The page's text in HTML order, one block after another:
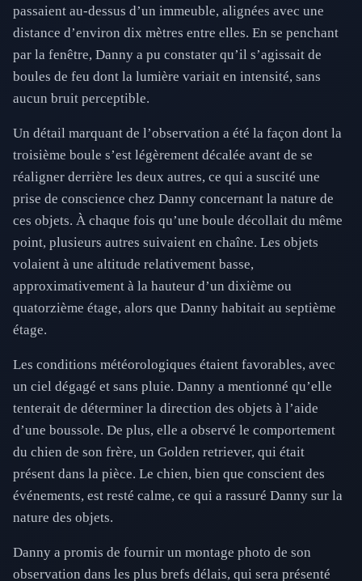
passaient au-dessus d’un immeuble, alignées avec une
distance d’environ dix mètres entre elles. En se penchant
par la fenêtre, Danny a pu constater qu’il s’agissait de
boules de feu dont la lumière variait en intensité, sans
aucun bruit perceptible.
Un détail marquant de l’observation a été la façon dont la
troisième boule s’est légèrement décalée avant de se
réaligner derrière les deux autres, ce qui a suscité une
prise de conscience chez Danny concernant la nature de
ces objets. À chaque fois qu’une boule décollait du même
point, plusieurs autres suivaient en chaîne. Les objets
volaient à une altitude relativement basse,
approximativement à la hauteur d’un dixième ou
quatorzième étage, alors que Danny habitait au septième
étage.
Les conditions météorologiques étaient favorables, avec
un ciel dégagé et sans pluie. Danny a mentionné qu’elle
tenterait de déterminer la direction des objets à l’aide
d’une boussole. De plus, elle a observé le comportement
du chien de son frère, un Golden retriever, qui était
présent dans la pièce. Le chien, bien que conscient des
événements, est resté calme, ce qui a rassuré Danny sur la
nature des objets.
Danny a promis de fournir un montage photo de son
observation dans les plus brefs délais, qui sera présenté